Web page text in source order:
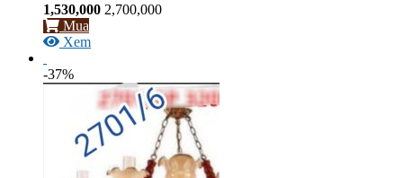
1,530,000 2,700,000
Mua
Xem
-37%